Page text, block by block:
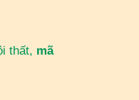
thất, mã